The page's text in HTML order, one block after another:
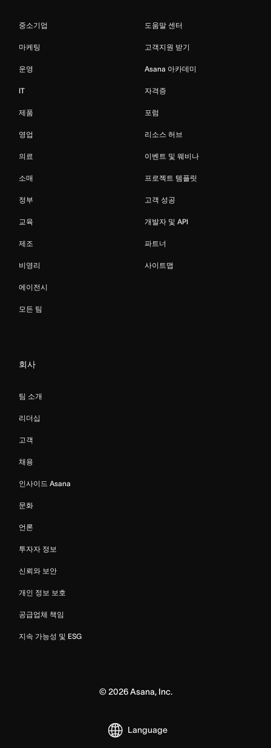
중소기업
마케팅
운영
IT
제품
영업
의료
소매
정부
교육
제조
비영리
에이전시
모든 팀
도움말 센터
고객지원 받기
Asana 아카데미
자격증
포럼
리소스 허브
이벤트 및 웨비나
프로젝트 템플릿
고객 성공
개발자 및 API
파트너
사이트맵
회사
팀 소개
리더십
고객
채용
인사이드 Asana
문화
언론
투자자 정보
신뢰와 보안
개인 정보 보호
공급업체 책임
지속 가능성 및 ESG
©2026Asana, Inc.
Language